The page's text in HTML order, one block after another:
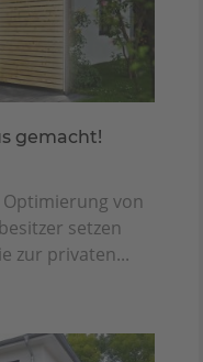
gemacht!
von
setzen
zur privaten...